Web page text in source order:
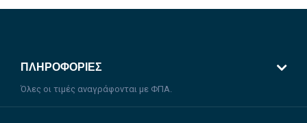
ΠΛΗΡΟΦΟΡΊΕΣ
Όλες οι τιμές αναγράφονται με ΦΠΑ.